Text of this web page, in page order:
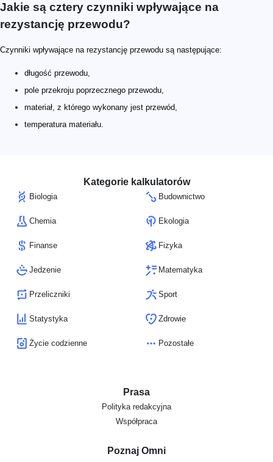
Jakie są cztery czynniki wpływające na
rezystancję przewodu?
Czynniki wpływające na rezystancję przewodu są następujące:
długość przewodu,
pole przekroju poprzecznego przewodu,
materiał, z którego wykonany jest przewód,
temperatura materiału.
Kategorie kalkulatorów
Biologia Budownictwo
Chemia Ekologia
Finanse Fizyka
Jedzenie Matematyka
Przeliczniki Sport
Statystyka Zdrowie
Życie codzienne Pozostałe
Prasa
Polityka redakcyjna
Współpraca
Poznaj Omni